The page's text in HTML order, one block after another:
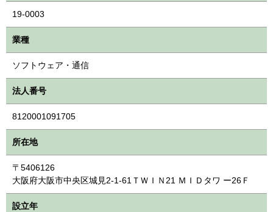
19-0003
業種
ソフトウェア・通信
法人番号
8120001091705
所在地
〒5406126
大阪府大阪市中央区城見2-1-61ＴＷＩＮ21 ＭＩＤタワ ー26Ｆ
設立年